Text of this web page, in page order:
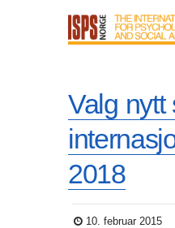
Valg nytt
2018
10. februar 2015